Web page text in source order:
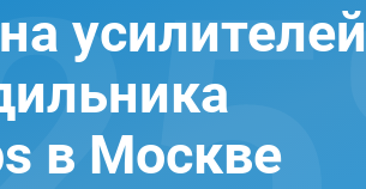
усилителей
в Москве